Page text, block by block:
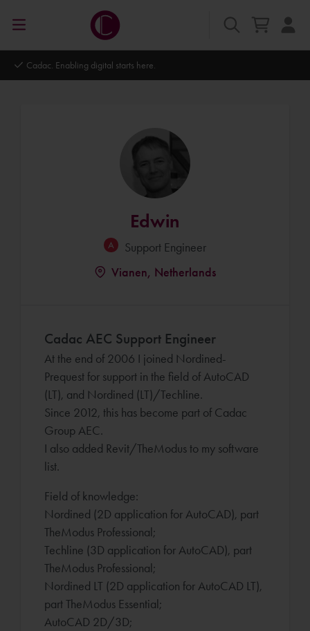
Autodesk Platinum Partner
Edwin
Support Engineer
Vianen, Netherlands
Cadac AEC Support Engineer
At the end of 2006 I joined Nordined-
Prequest for support in the field of AutoCAD
(LT), and Nordined (LT)/Techline.
Since 2012, this has become part of Cadac
Group AEC.
I also added Revit/TheModus to my software
list.
Field of knowledge:
Nordined (2D application for AutoCAD), part
TheModus Professional;
Techline (3D application for AutoCAD), part
TheModus Professional;
Nordined LT (2D application for AutoCAD LT),
part TheModus Essential;
AutoCAD 2D/3D;